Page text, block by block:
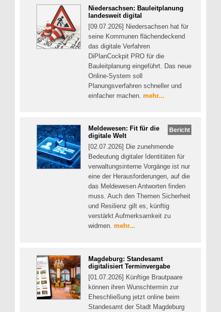
Niedersachsen: Bauleitplanung
landesweit digital
[09.07.2026] Niedersachsen hat für
seine Kommunen flächendeckend
das digitale Verfahren
DiPlanCockpit PRO für die
Bauleitplanung eingeführt. Das neue
Online-System soll
Planungsverfahren schneller und
einfacher machen. mehr...
Bericht
Meldewesen: Fit für die
digitale Welt
[02.07.2026] Die zunehmende
Bedeutung digitaler Identitäten für
verwaltungsinterne Vorgänge ist nur
eine der Herausforderungen, auf die
das Meldewesen Antworten finden
muss. Auch den Themen Sicherheit
und Resilienz gilt es, künftig
verstärkt Aufmerksamkeit zu
widmen. mehr...
Magdeburg: Standesamt
digitalisiert Terminvergabe
[01.07.2026] Künftige Brautpaare
können ihren Wunschtermin zur
Eheschließung jetzt online beim
Standesamt der Stadt Magdeburg